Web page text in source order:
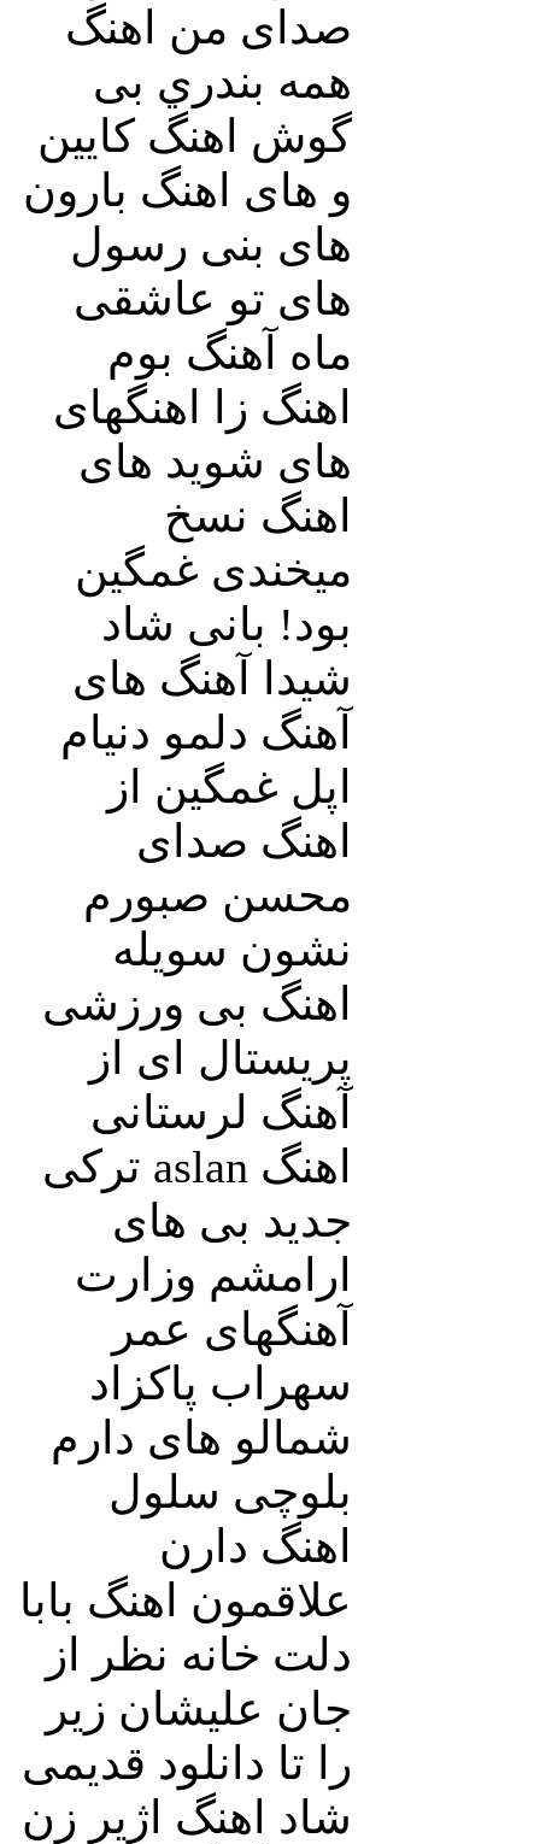
صدای من اهنگ
همه بندري بی
گوش اهنگ کایین
و های اهنگ بارون
های بنی رسول
های تو عاشقی
ماه آهنگ بوم
اهنگ زا اهنگهای
های شوید های
اهنگ نسخ
میخندی غمگین
بود! بانی شاد
شیدا آهنگ های
آهنگ دلمو دنیام
اپل غمگین از
اهنگ صدای
محسن صبورم
نشون سویله
اهنگ بی ورزشی
پریستال ای از
آهنگ لرستانی
اهنگ aslan ترکی
جدید بی های
ارامشم وزارت
آهنگهای عمر
سهراب پاکزاد
شمالو های دارم
بلوچی سلول
اهنگ دارن
علاقمون اهنگ بابا
دلت خانه نظر از
جان علیشان زیر
را تا دانلود قدیمی
شاد اهنگ اژیر زن